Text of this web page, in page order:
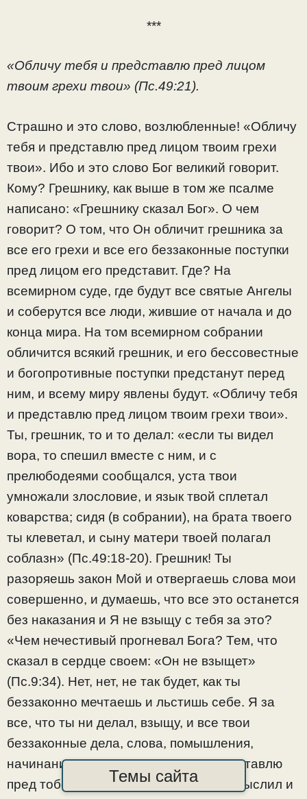
***
«Обличу тебя и представлю пред лицом
твоим грехи твои» (Пс.49:21).
Страшно и это слово, возлюбленные! «Обличу
тебя и представлю пред лицом твоим грехи
твои». Ибо и это слово Бог великий говорит.
Кому? Грешнику, как выше в том же псалме
написано: «Грешнику сказал Бог». О чем
говорит? О том, что Он обличит грешника за
все его грехи и все его беззаконные поступки
пред лицом его представит. Где? На
всемирном суде, где будут все святые Ангелы
и соберутся все люди, жившие от начала и до
конца мира. На том всемирном собрании
обличится всякий грешник, и его бессовестные
и богопротивные поступки предстанут перед
ним, и всему миру явлены будут. «Обличу тебя
и представлю пред лицом твоим грехи твои».
Ты, грешник, то и то делал: «если ты видел
вора, то спешил вместе с ним, и с
прелюбодеями сообщался, уста твои
умножали злословие, и язык твой сплетал
коварства; сидя (в собрании), на брата твоего
ты клеветал, и сыну матери твоей полагал
соблазн» (Пс.49:18-20). Грешник! Ты
разоряешь закон Мой и отвергаешь слова мои
совершенно, и думаешь, что все это останется
без наказания и Я не взыщу с тебя за это?
«Чем нечестивый прогневал Бога? Тем, что
сказал в сердце своем: «Он не взыщет»
(Пс.9:34). Нет, нет, не так будет, как ты
беззаконно мечтаешь и льстишь себе. Я за
все, что ты ни делал, взыщу, и все твои
беззаконные дела, слова, помышления,
начинания, замыслы и поступки представлю
пред тобой. Вот ты, грешник, то и то мыслил и
Темы сайта